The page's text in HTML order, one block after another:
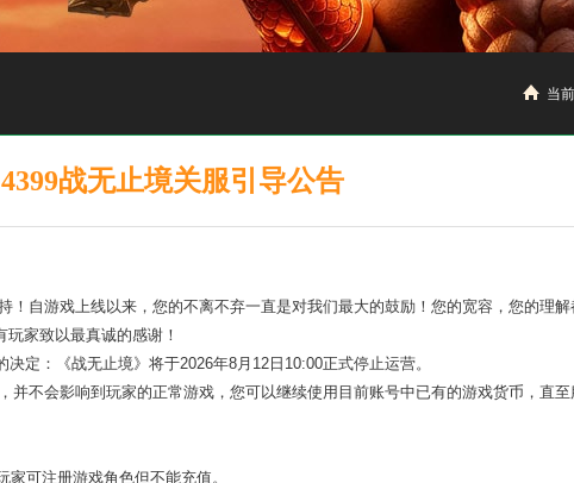
当
4399战无止境关服引导公告
！自游戏上线以来，您的不离不弃一直是对我们最大的鼓励！您的宽容，您的理
玩家致以最真诚的感谢！
决定：《战无止境》将于2026年8月12日10:00正式停止运营。
并不会影响到玩家的正常游戏，您可以继续使用目前账号中已有的游戏货币，直
可注册游戏角色但不能充值。